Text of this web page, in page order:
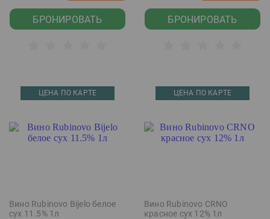
БРОНИРОВАТЬ БРОНИРОВАТЬ
ЦЕНА ПО КАРТЕ
Вино Rubinovo Bijelo белое
сух 11.5% 1л
ЦЕНА ПО КАРТЕ
Вино Rubinovo CRNO
красное сух 12% 1л